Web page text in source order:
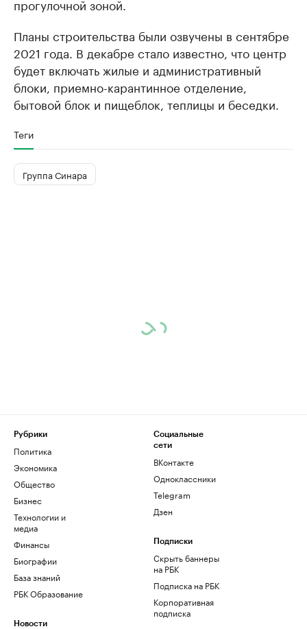
прогулочной зоной.
Планы строительства были озвучены в сентябре
2021 года. В декабре стало известно, что центр
будет включать жилые и административный
блоки, приемно-карантинное отделение,
бытовой блок и пищеблок, теплицы и беседки.
Теги
Группа Синара
Рубрики
Политика
Экономика
Общество
Бизнес
Технологии и
медиа
Финансы
Биографии
База знаний
РБК Образование
Новости
Социальные
сети
ВКонтакте
Одноклассники
Telegram
Дзен
Подписки
Скрыть баннеры
на РБК
Подписка на РБК
Корпоративная
подписка